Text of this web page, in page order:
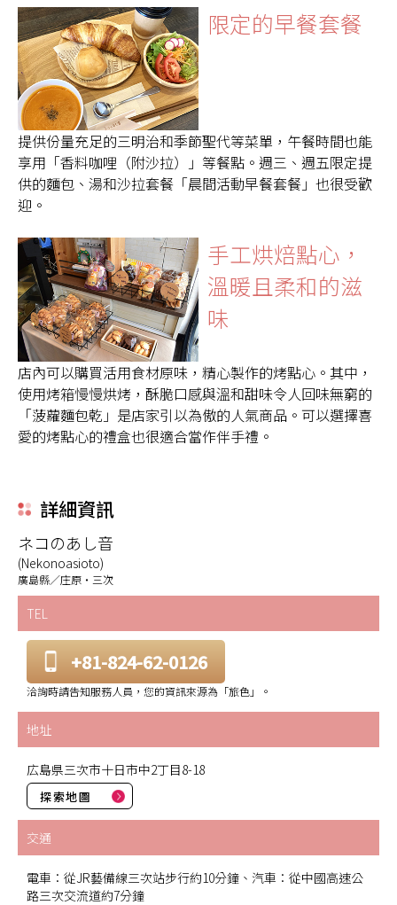
限定的早餐套餐
提供份量充足的三明治和季節聖代等菜單，午餐時間也能
享用「香料咖哩（附沙拉）」等餐點。週三、週五限定提
供的麵包、湯和沙拉套餐「晨間活動早餐套餐」也很受歡
迎。
手工烘焙點心，
溫暖且柔和的滋
味
店內可以購買活用食材原味，精心製作的烤點心。其中，
使用烤箱慢慢烘烤，酥脆口感與溫和甜味令人回味無窮的
「菠蘿麵包乾」是店家引以為傲的人氣商品。可以選擇喜
愛的烤點心的禮盒也很適合當作伴手禮。
詳細資訊
ネコのあし音
(Nekonoasioto)
廣島縣／庄原・三次
TEL
+81-824-62-0126
洽詢時請告知服務人員，您的資訊來源為「旅色」。
地址
広島県三次市十日市中2丁目8-18
探索地圖
交通
電車：從JR藝備線三次站步行約10分鐘、汽車：從中國高速公
路三次交流道約7分鐘